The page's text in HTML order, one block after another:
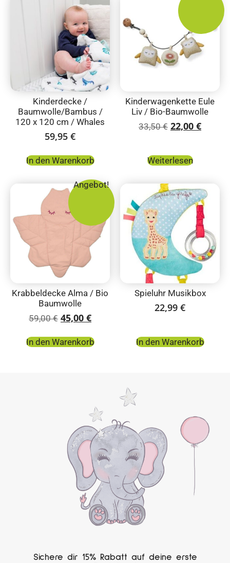
Kinderdecke /
Baumwolle/Bambus /
120 x 120 cm / Whales
59,95 €
In den Warenkorb
Kinderwagenkette Eule
Liv / Bio-Baumwolle
33,50€ 22,00 €
Weiterlesen
Angebot!
Krabbeldecke Alma / Bio
Baumwolle
59,00€ 45,00 €
In den Warenkorb
Spieluhr Musikbox
22,99 €
In den Warenkorb
Sichere dir 15% Rabatt auf deine erste